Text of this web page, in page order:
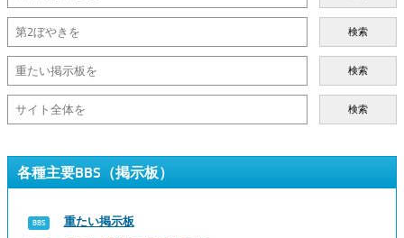
検索
検索
検索
各種主要BBS（掲示板）
重たい掲示板